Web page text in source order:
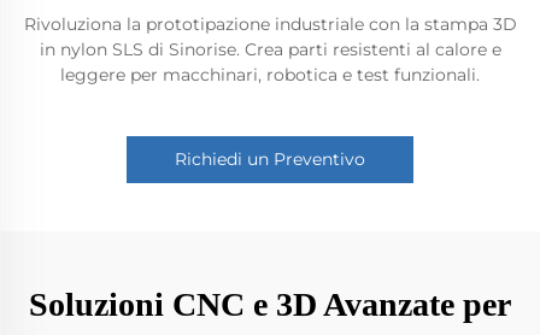
Rivoluziona la prototipazione industriale con la stampa 3D
in nylon SLS di Sinorise. Crea parti resistenti al calore e
leggere per macchinari, robotica e test funzionali.
Richiedi un Preventivo
Soluzioni CNC e 3D Avanzate per